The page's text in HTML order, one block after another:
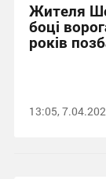
Жителя
боці
років
13:05,